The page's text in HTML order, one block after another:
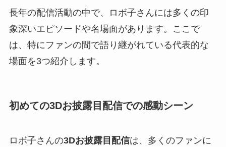
長年の配信活動の中で、ロボ子さんには多くの印
象深いエピソードや名場面があります。ここで
は、特にファンの間で語り継がれている代表的な
場面を3つ紹介します。
初めての3Dお披露目配信での感動シーン
ロボ子さんの3Dお披露目配信は、多くのファンに